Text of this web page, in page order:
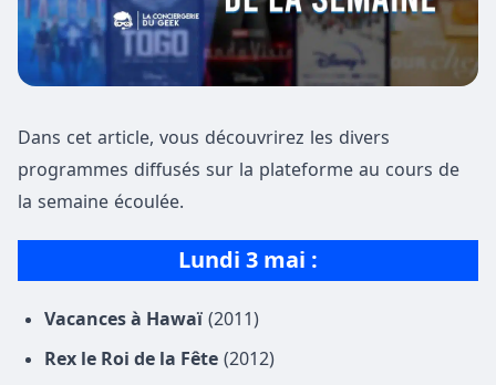
Dans cet article, vous découvrirez les divers
programmes diffusés sur la plateforme au cours de
la semaine écoulée.
Lundi 3 mai :
Vacances à Hawaï (2011)
Rex le Roi de la Fête (2012)